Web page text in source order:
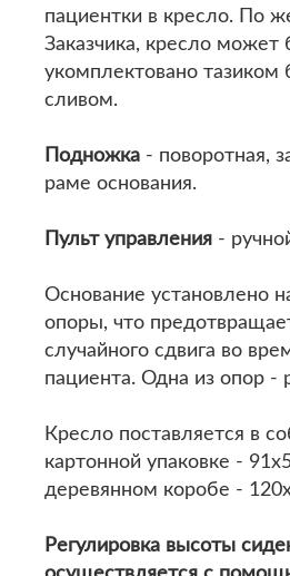
пациентки в кресло. По
Заказчика, кресло может
укомплектовано тазиком
сливом.
Подножка - поворотная,
раме основания.
Пульт управления -
Основание установлено
опоры, что
случайного сдвига во
пациента. Одна из опор -
Кресло поставляется в
картонной упаковке -
деревянном коробе -
Регулировка высоты